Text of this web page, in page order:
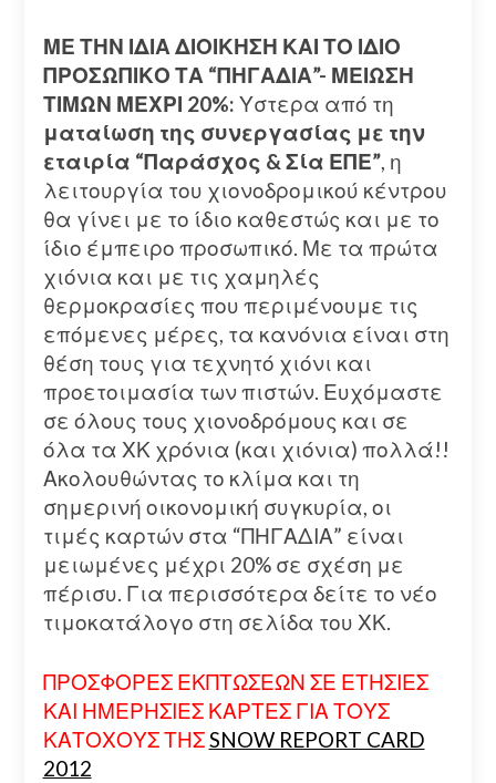
ΜΕ ΤΗΝ ΙΔΙΑ ΔΙΟΙΚΗΣΗ ΚΑΙ ΤΟ ΙΔΙΟ
ΠΡΟΣΩΠΙΚΟ ΤΑ “ΠΗΓΑΔΙΑ”- ΜΕΙΩΣΗ
ΤΙΜΩΝ ΜΕΧΡΙ 20%: Υστερα από τη
ματαίωση της συνεργασίας με την
εταιρία “Παράσχος & Σία ΕΠΕ”, η
λειτουργία του χιονοδρομικού κέντρου
θα γίνει με το ίδιο καθεστώς και με το
ίδιο έμπειρο προσωπικό. Με τα πρώτα
χιόνια και με τις χαμηλές
θερμοκρασίες που περιμένουμε τις
επόμενες μέρες, τα κανόνια είναι στη
θέση τους για τεχνητό χιόνι και
προετοιμασία των πιστών. Ευχόμαστε
σε όλους τους χιονοδρόμους και σε
όλα τα ΧΚ χρόνια (και χιόνια) πολλά!!
Ακολουθώντας το κλίμα και τη
σημερινή οικονομική συγκυρία, οι
τιμές καρτών στα “ΠΗΓΑΔΙΑ” είναι
μειωμένες μέχρι 20% σε σχέση με
πέρισυ. Για περισσότερα δείτε το νέο
τιμοκατάλογο στη σελίδα του ΧΚ.
ΠΡΟΣΦΟΡΕΣ ΕΚΠΤΩΣΕΩΝ ΣΕ ΕΤΗΣΙΕΣ
ΚΑΙ ΗΜΕΡΗΣΙΕΣ ΚΑΡΤΕΣ ΓΙΑ ΤΟΥΣ
ΚΑΤΟΧΟΥΣ ΤΗΣSNOW REPORT CARD
2012